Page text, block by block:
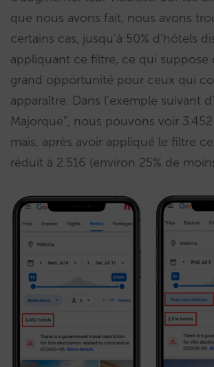
que nous avons fait, nous avons
certains cas, jusqu’à 50% d’hôtels
appliquant ce filtre, ce qui suppose
grand opportunité pour ceux qui
apparaître. Dans l’exemple suivant
Majorque”, nous pouvons voir
mais, après avoir appliqué le filtre
réduit à 2.516 (environ 25% de